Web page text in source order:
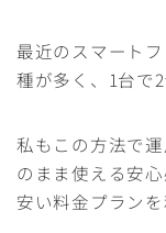
最近のスマート
種が多く、1台で
私もこの方法で
のまま使える安
安い料金プラン